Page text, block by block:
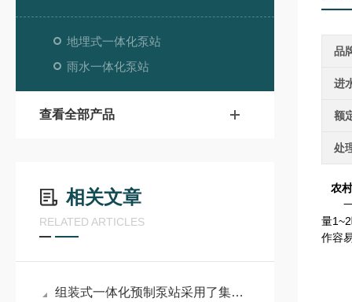
地埋式一体化泵站
雨水一体化泵站
查看全部产品
相关文章
RELATED ARTICLES
组装式一体化预制泵站采用了集成化的设计理念
品
进
额
处
农
一
量
作容